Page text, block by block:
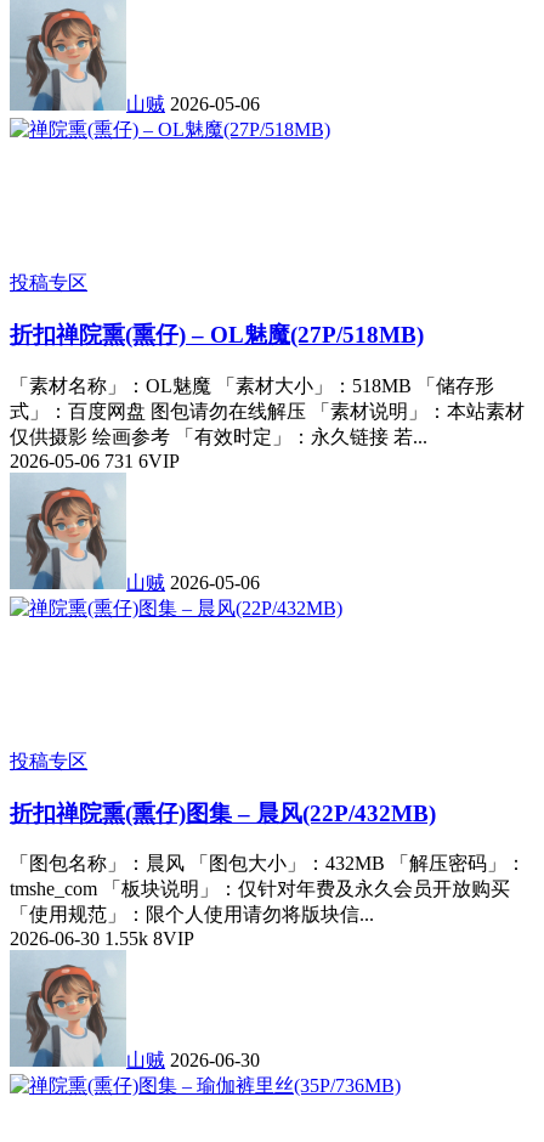
山贼 2026-05-06
投稿专区
折扣禅院熏(熏仔) – OL魅魔(27P/518MB)
「素材名称」：OL魅魔 「素材大小」：518MB 「储存形
式」：百度网盘 图包请勿在线解压 「素材说明」：本站素材
仅供摄影 绘画参考 「有效时定」：永久链接 若...
2026-05-06 731 6VIP
山贼 2026-05-06
投稿专区
折扣禅院熏(熏仔)图集 – 晨风(22P/432MB)
「图包名称」：晨风 「图包大小」：432MB 「解压密码」：
tmshe_com 「板块说明」：仅针对年费及永久会员开放购买
「使用规范」：限个人使用请勿将版块信...
2026-06-30 1.55k 8VIP
山贼 2026-06-30